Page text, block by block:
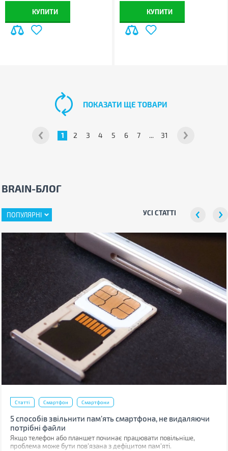
КУПИТИ КУПИТИ
1 2 3 4 5 6 7 ... 31
ПОКАЗАТИ ЩЕ ТОВАРИ
BRAIN-БЛОГ
ПОПУЛЯРНІ УСІ СТАТТІ
Статті Смартфон Смартфони
5 способів звільнити пам’ять смартфона, не видаляючи
потрібні файли
Якщо телефон або планшет починає працювати повільніше,
проблема може бути пов'язана з дефіцитом пам'яті.